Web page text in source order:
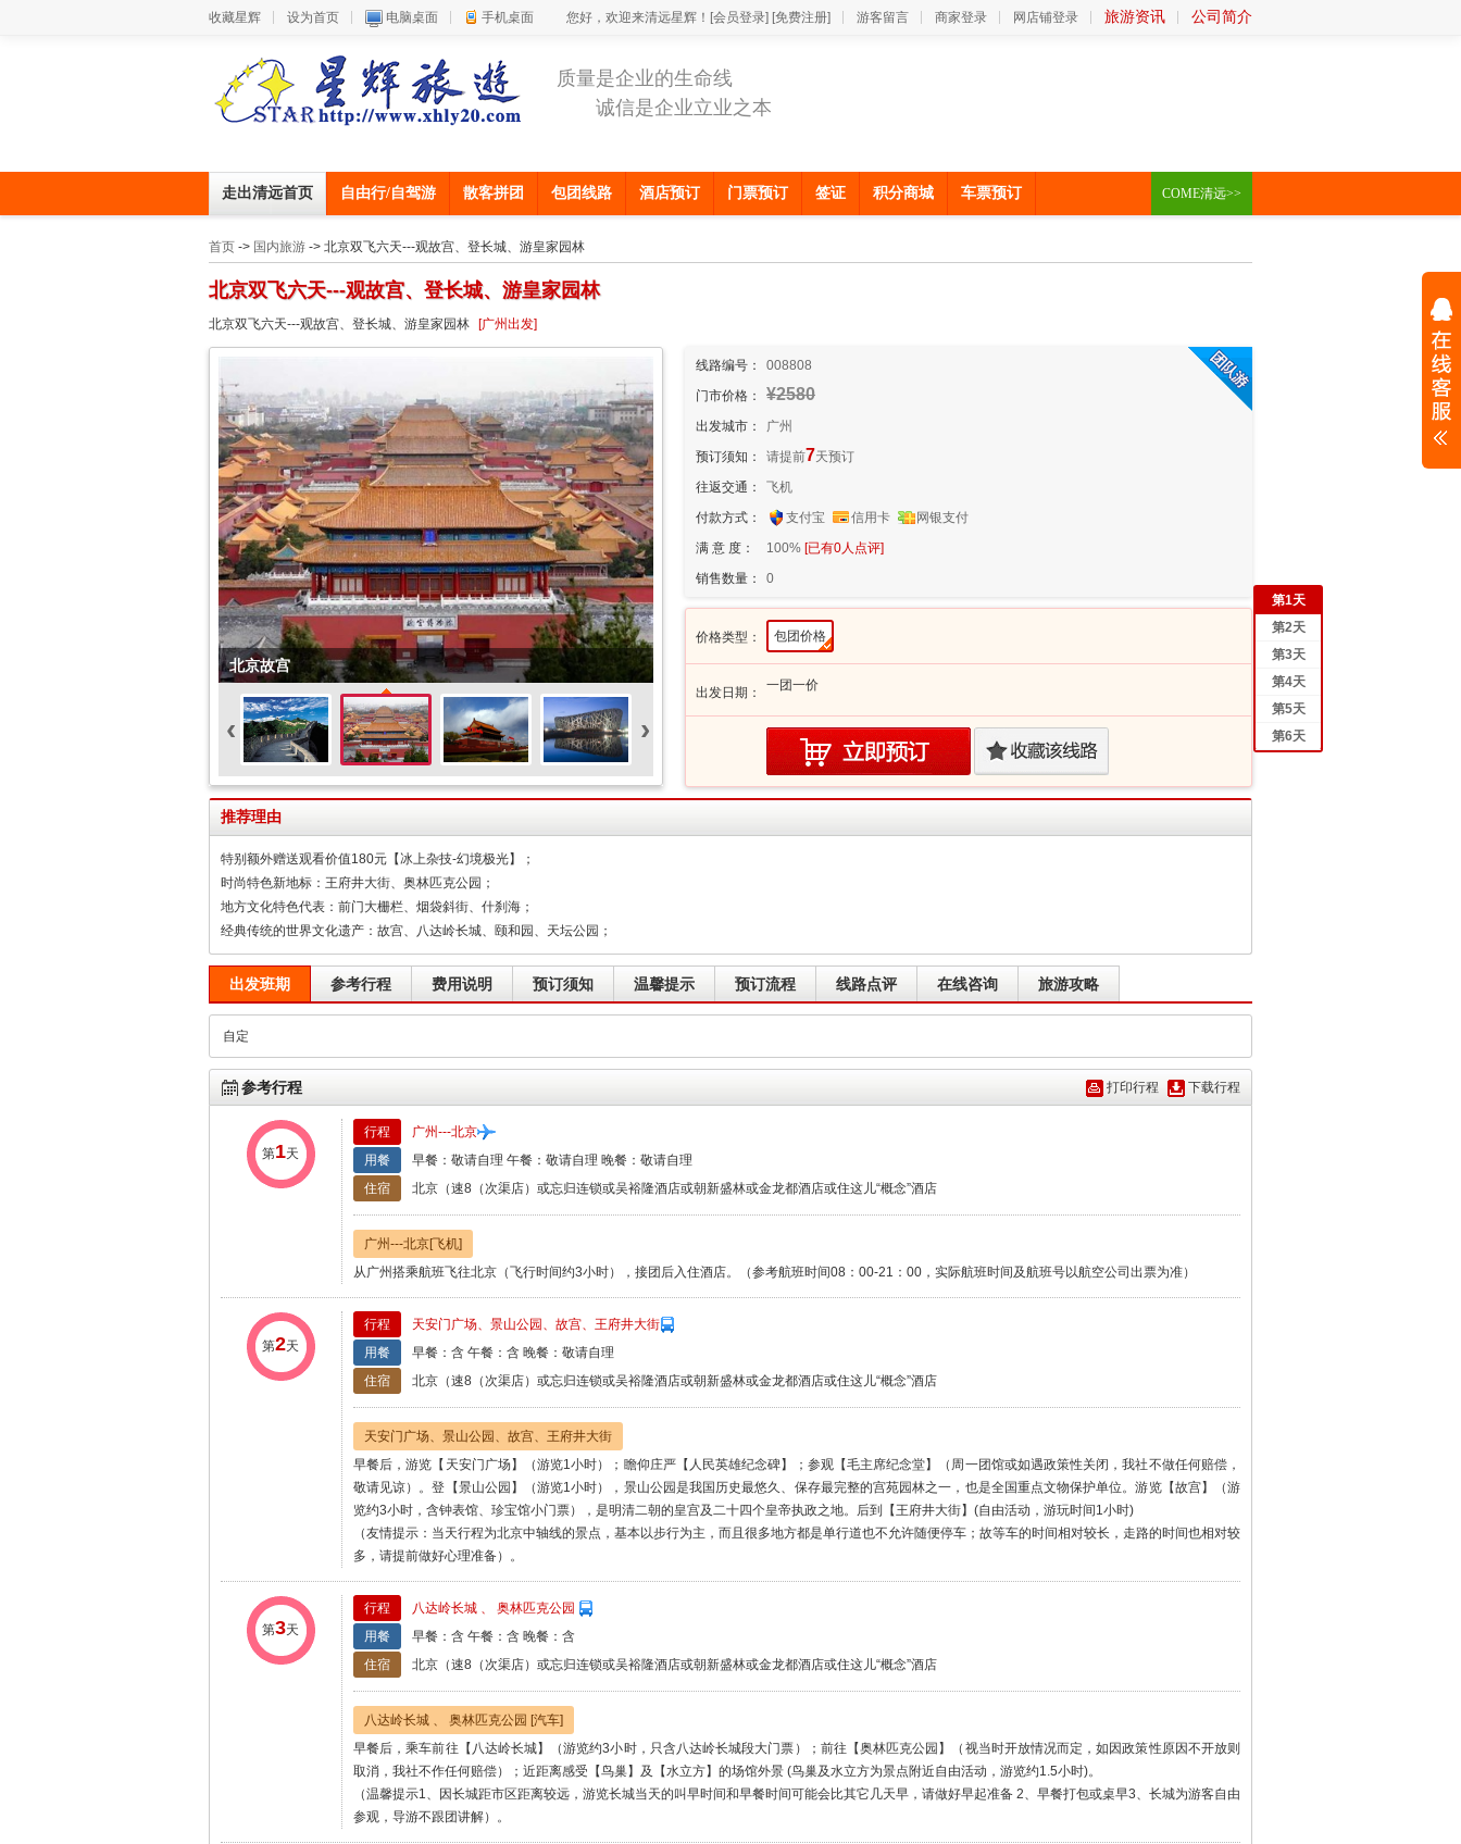
收藏星辉 设为首页 电脑桌面 手机桌面 您好，欢迎来清远星辉！ [会员登录] [免费注册] 游客留言 商家登录 网店铺登录 旅游资讯 公司简介
质量是企业的生命线
诚信是企业立业之本
走出清远首页 自由行/自驾游 散客拼团 包团线路 酒店预订 门票预订 签证 积分商城 车票预订 COME清远>>
首页 -> 国内旅游 -> 北京双飞六天---观故宫、登长城、游皇家园林
北京双飞六天---观故宫、登长城、游皇家园林
北京双飞六天---观故宫、登长城、游皇家园林 [广州出发]
北京故宫
‹ ›
线路编号：
008808
门市价格：
¥2580
出发城市：
广州
预订须知：
请提前7天预订
往返交通：
飞机
付款方式：
支付宝 信用卡
网银支付
满 意 度：
100% [已有0人点评]
销售数量：
0
价格类型： 包团价格
出发日期： 一团一价
推荐理由
特别额外赠送观看价值180元【冰上杂技-幻境极光】；
时尚特色新地标：王府井大街、奥林匹克公园；
地方文化特色代表：前门大栅栏、烟袋斜街、什刹海；
经典传统的世界文化遗产：故宫、八达岭长城、颐和园、天坛公园；
出发班期 参考行程 费用说明 预订须知 温馨提示 预订流程 线路点评 在线咨询 旅游攻略
自定
打印行程 下载行程
参考行程
第1天
行程
广州---北京
用餐
早餐：敬请自理 午餐：敬请自理 晚餐：敬请自理
住宿
北京（速8（次渠店）或忘归连锁或吴裕隆酒店或朝新盛林或金龙都酒店或住这儿“概念”酒店
广州---北京[飞机]
从广州搭乘航班飞往北京（飞行时间约3小时），接团后入住酒店。（参考航班时间08：00-21：00，实际航班时间及航班号以航空公司出票为准）
第2天
行程
天安门广场、景山公园、故宫、王府井大街
用餐
早餐：含 午餐：含 晚餐：敬请自理
住宿
北京（速8（次渠店）或忘归连锁或吴裕隆酒店或朝新盛林或金龙都酒店或住这儿“概念”酒店
天安门广场、景山公园、故宫、王府井大街
早餐后，游览【天安门广场】（游览1小时）；瞻仰庄严【人民英雄纪念碑】；参观【毛主席纪念堂】（周一团馆或如遇政策性关闭，我社不做任何赔偿，
敬请见谅）。登【景山公园】（游览1小时），景山公园是我国历史最悠久、保存最完整的宫苑园林之一，也是全国重点文物保护单位。游览【故宫】（游
览约3小时，含钟表馆、珍宝馆小门票），是明清二朝的皇宫及二十四个皇帝执政之地。后到【王府井大街】(自由活动，游玩时间1小时)
（友情提示：当天行程为北京中轴线的景点，基本以步行为主，而且很多地方都是单行道也不允许随便停车；故等车的时间相对较长，走路的时间也相对较
多，请提前做好心理准备）。
第3天
行程
八达岭长城 、 奥林匹克公园
用餐
早餐：含 午餐：含 晚餐：含
住宿
北京（速8（次渠店）或忘归连锁或吴裕隆酒店或朝新盛林或金龙都酒店或住这儿“概念”酒店
八达岭长城 、 奥林匹克公园 [汽车]
早餐后，乘车前往【八达岭长城】（游览约3小时，只含八达岭长城段大门票）；前往【奥林匹克公园】（视当时开放情况而定，如因政策性原因不开放则
取消，我社不作任何赔偿）；近距离感受【鸟巢】及【水立方】的场馆外景 (鸟巢及水立方为景点附近自由活动，游览约1.5小时)。
（温馨提示1、因长城距市区距离较远，游览长城当天的叫早时间和早餐时间可能会比其它几天早，请做好早起准备 2、早餐打包或桌早3、长城为游客自由
参观，导游不跟团讲解）。
第1天
第2天
第3天
第4天
第5天
第6天